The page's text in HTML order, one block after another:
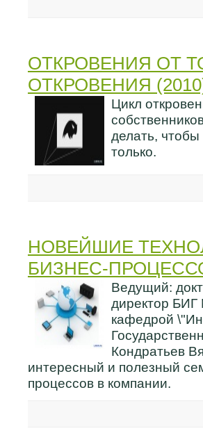
ОТКРОВЕНИЯ ОТ
ОТКРОВЕНИЯ
Цикл
делать,
только.
НОВЕЙШИЕ
БИЗНЕС-
Ведущий:
директор
кафедрой
Кондратьев
интересный и полезный
процессов в компании.